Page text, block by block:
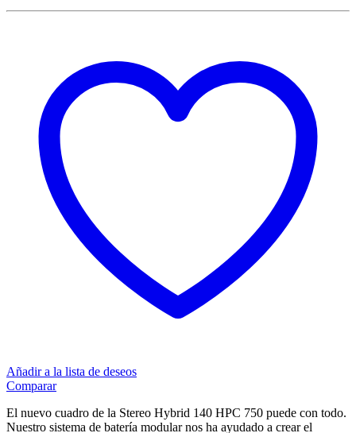
Añadir a la lista de deseos
Comparar
El nuevo cuadro de la Stereo Hybrid 140 HPC 750 puede con todo.
Nuestro sistema de batería modular nos ha ayudado a crear el